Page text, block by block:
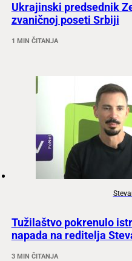
Ukrajinski predsednik
zvaničnoj poseti Srbiji
1 MIN ČITANJA
Tužilaštvo pokrenulo
napada na reditelja
3 MIN ČITANJA